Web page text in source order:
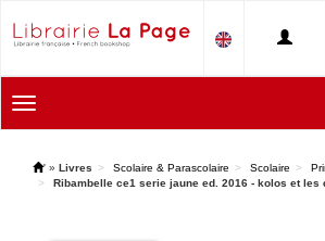
Toggle
navigation
' » Livres Scolaire & Parascolaire Scolaire
Ribambelle ce1 serie jaune ed. 2016 - kolos et les